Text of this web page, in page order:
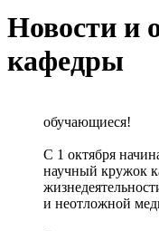
Новости и
кафедры
обучающиеся!
С 1 октября
научный кружок
и неотложной